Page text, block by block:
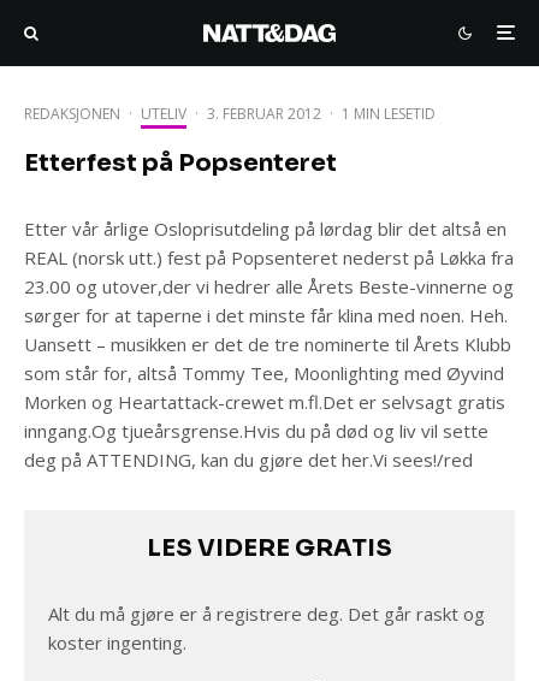
REDAKSJONEN · UTELIV · 3. FEBRUAR 2012 · 1 MIN LESETID
Etterfest på Popsenteret
Etter vår årlige Osloprisutdeling på lørdag blir det altså en
REAL (norsk utt.) fest på Popsenteret nederst på Løkka fra
23.00 og utover,der vi hedrer alle Årets Beste-vinnerne og
sørger for at taperne i det minste får klina med noen. Heh.
Uansett – musikken er det de tre nominerte til Årets Klubb
som står for, altså Tommy Tee, Moonlighting med Øyvind
Morken og Heartattack-crewet m.fl.Det er selvsagt gratis
inngang.Og tjueårsgrense.Hvis du på død og liv vil sette
deg på ATTENDING, kan du gjøre det her.Vi sees!/red
LES VIDERE GRATIS
Alt du må gjøre er å registrere deg. Det går raskt og
koster ingenting.